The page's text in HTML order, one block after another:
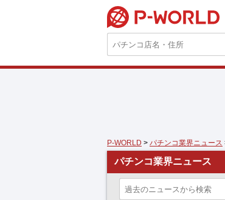
P-WORLD > パチンコ業界ニュース
パチンコ業界ニュース